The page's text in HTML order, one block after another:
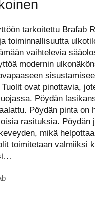
tarkoitettu Brafab
toiminnallisuutta
vaihtelevia
modernin
ovat pinottavia,
Pöydän
Pöydän pinta on
rasituksia. Pöydän
mikä
toimitetaan valmiiksi